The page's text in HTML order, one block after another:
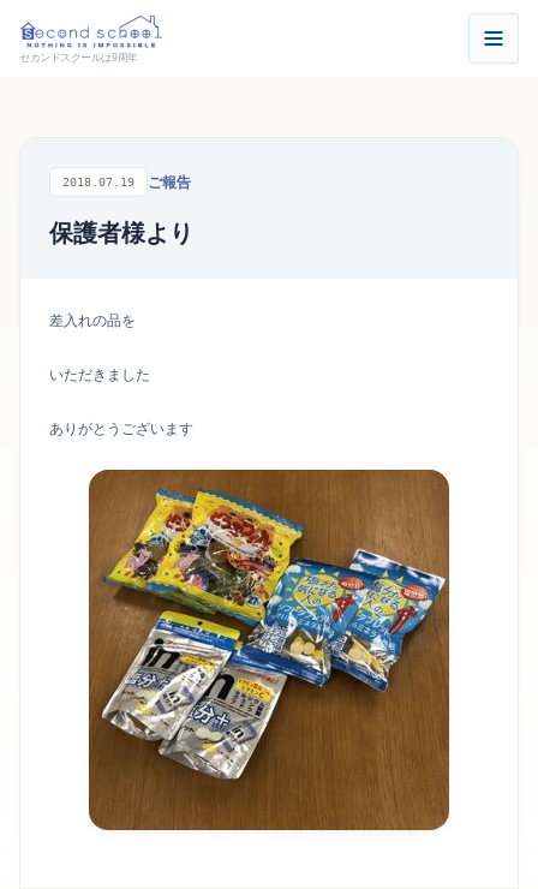
セカンドスクールは9周年
2018.07.19 ご報告
保護者様より
差入れの品を
いただきました
ありがとうございます